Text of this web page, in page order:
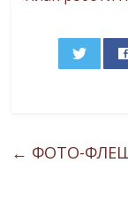
← ФОТО-